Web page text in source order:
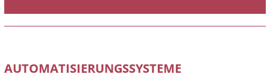
AUTOMATISIERUNGSSYSTEME